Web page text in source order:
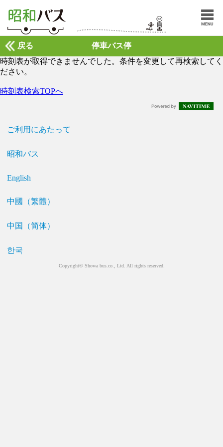
停車バス停
戻る
時刻表が取得できませんでした。条件を変更して再検索してく
ださい。
時刻表検索TOPへ
ご利用にあたって
昭和バス
English
中國（繁體）
中国（简体）
한국
Copyright© Showa bus.co., Ltd. All rights reserved.